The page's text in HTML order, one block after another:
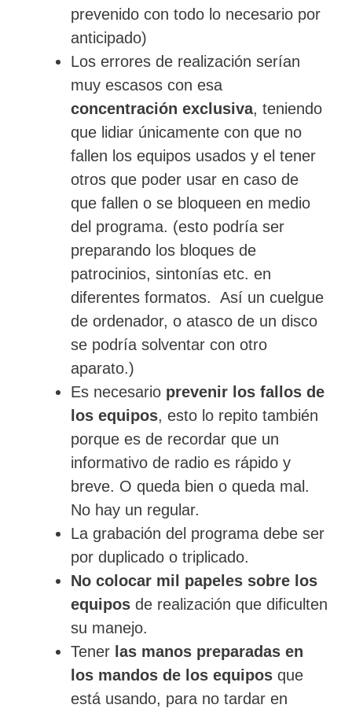
prevenido con todo lo necesario por
anticipado)
Los errores de realización serían
muy escasos con esa
concentración exclusiva, teniendo
que lidiar únicamente con que no
fallen los equipos usados y el tener
otros que poder usar en caso de
que fallen o se bloqueen en medio
del programa. (esto podría ser
preparando los bloques de
patrocinios, sintonías etc. en
diferentes formatos. Así un cuelgue
de ordenador, o atasco de un disco
se podría solventar con otro
aparato.)
Es necesario prevenir los fallos de
los equipos, esto lo repito también
porque es de recordar que un
informativo de radio es rápido y
breve. O queda bien o queda mal.
No hay un regular.
La grabación del programa debe ser
por duplicado o triplicado.
No colocar mil papeles sobre los
equipos de realización que dificulten
su manejo.
Tener las manos preparadas en
los mandos de los equipos que
está usando, para no tardar en